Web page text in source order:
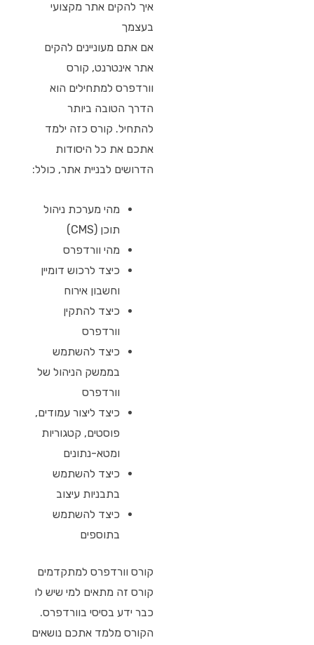
איך להקים אתר מקצועי
בעצמך
אם אתם מעוניינים להקים
אתר אינטרנט, קורס
וורדפרס למתחילים הוא
הדרך הטובה ביותר
להתחיל. קורס כזה ילמד
אתכם את כל היסודות
הדרושים לבניית אתר, כולל:
מהי מערכת ניהול
תוכן (CMS)
מהי וורדפרס
כיצד לרכוש דומיין
וחשבון אירוח
כיצד להתקין
וורדפרס
כיצד להשתמש
בממשק הניהול של
וורדפרס
כיצד ליצור עמודים,
פוסטים, קטגוריות
ומטא-נתונים
כיצד להשתמש
בתבניות עיצוב
כיצד להשתמש
בתוספים
קורס וורדפרס למתקדמים
קורס זה מתאים למי שיש לו
כבר ידע בסיסי בוורדפרס.
הקורס מלמד אתכם נושאים